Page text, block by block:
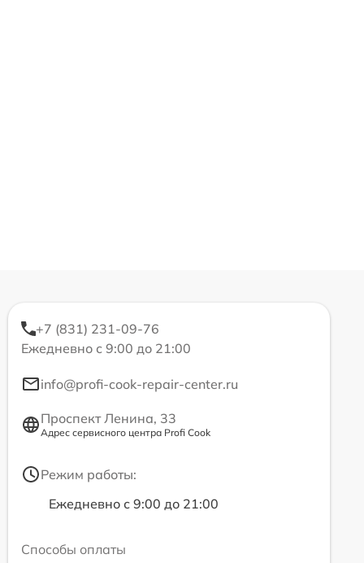
+7 (831) 231-09-76
Ежедневно с 9:00 до 21:00
info@profi-cook-repair-center.ru
Проспект Ленина, 33
Адрес сервисного центра Profi Cook
Режим работы:
Ежедневно с 9:00 до 21:00
Способы оплаты